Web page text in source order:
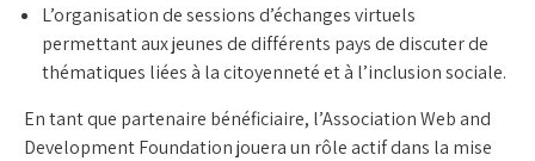
L’organisation de sessions d’échanges virtuels
permettant aux jeunes de différents pays de discuter de
thématiques liées à la citoyenneté et à l’inclusion sociale.
En tant que partenaire bénéficiaire, l’Association Web and
Development Foundation jouera un rôle actif dans la mise